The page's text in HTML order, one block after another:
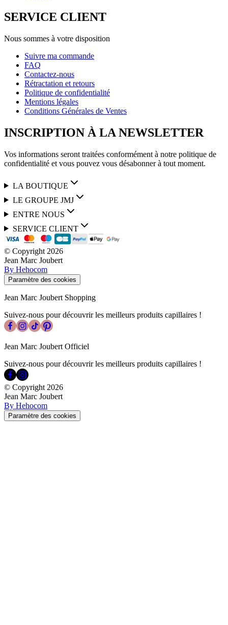
SERVICE CLIENT
Nous sommes à votre disposition
Suivre ma commande
FAQ
Contactez-nous
Rétractation et retours
Politique de confidentialité
Mentions légales
Conditions Générales de Ventes
INSCRIPTION À LA NEWSLETTER
Vos informations seront traitées conformément à notre politique de
confidentialité et vous pouvez vous désabonner à tout moment.
LA BOUTIQUE
LE GROUPE JMJ
ENTRE NOUS
SERVICE CLIENT
© Copyright 2026
Jean Marc Joubert
By Hehocom
Paramètre des cookies
Jean Marc Joubert Shopping
Suivez-nous pour découvrir les meilleurs produits capillaires !
Jean Marc Joubert Officiel
Suivez-nous pour découvrir les meilleurs produits capillaires !
© Copyright 2026
Jean Marc Joubert
By Hehocom
Paramètre des cookies